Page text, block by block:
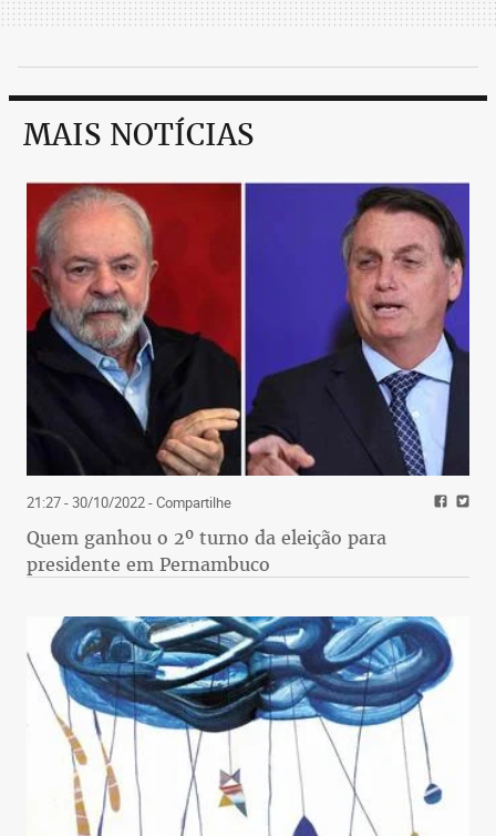
MAIS NOTÍCIAS
21:27 - 30/10/2022- Compartilhe
Quem ganhou o 2º turno da eleição para
presidente em Pernambuco